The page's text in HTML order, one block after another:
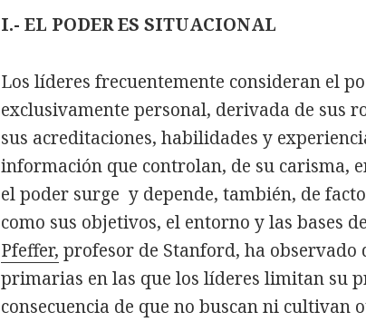
I.- EL PODER ES SITUACIONAL
Los líderes frecuentemente consideran el
exclusivamente personal, derivada de sus
sus acreditaciones, habilidades y
información que controlan, de su carisma,
el poder surge y depende, también, de
como sus objetivos, el entorno y las bases
Pfeffer, profesor de Stanford, ha observado
primarias en las que los líderes limitan su
consecuencia de que no buscan ni cultivan